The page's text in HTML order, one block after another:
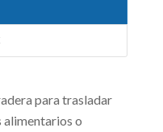
para trasladar
alimentarios o